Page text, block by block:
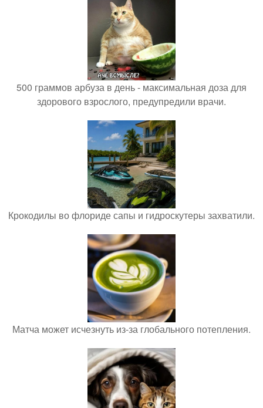
500 граммов арбуза в день - максимальная доза для
здорового взрослого, предупредили врачи.
Крокодилы во флориде сапы и гидроскутеры захватили.
Матча может исчезнуть из-за глобального потепления.